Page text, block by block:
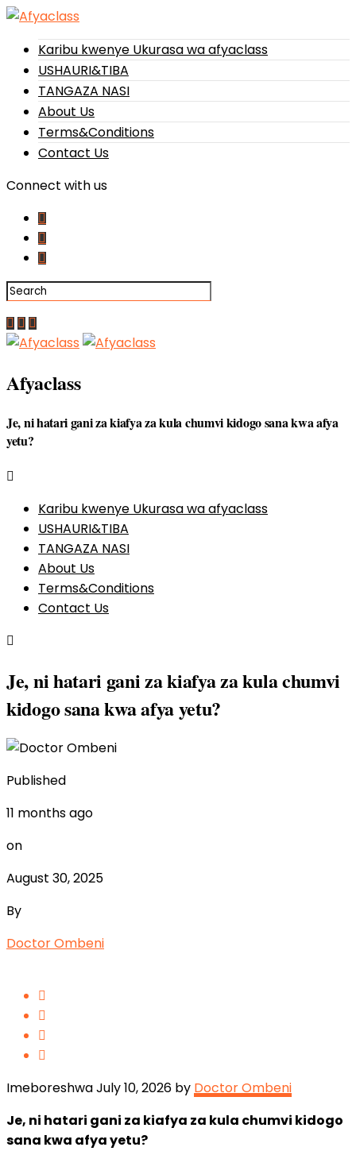
Karibu kwenye Ukurasa wa afyaclass
USHAURI&TIBA
TANGAZA NASI
About Us
Terms&Conditions
Contact Us
Connect with us
Afyaclass
Je, ni hatari gani za kiafya za kula chumvi kidogo sana kwa afya
yetu?
Karibu kwenye Ukurasa wa afyaclass
USHAURI&TIBA
TANGAZA NASI
About Us
Terms&Conditions
Contact Us
Je, ni hatari gani za kiafya za kula chumvi
kidogo sana kwa afya yetu?
Published
11 months ago
on
August 30, 2025
By
Doctor Ombeni
Imeboreshwa July 10, 2026 by Doctor Ombeni
Je, ni hatari gani za kiafya za kula chumvi kidogo
sana kwa afya yetu?